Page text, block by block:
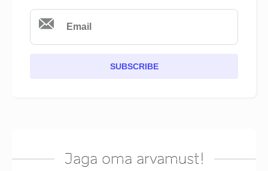
SUBSCRIBE
Jaga oma arvamust!